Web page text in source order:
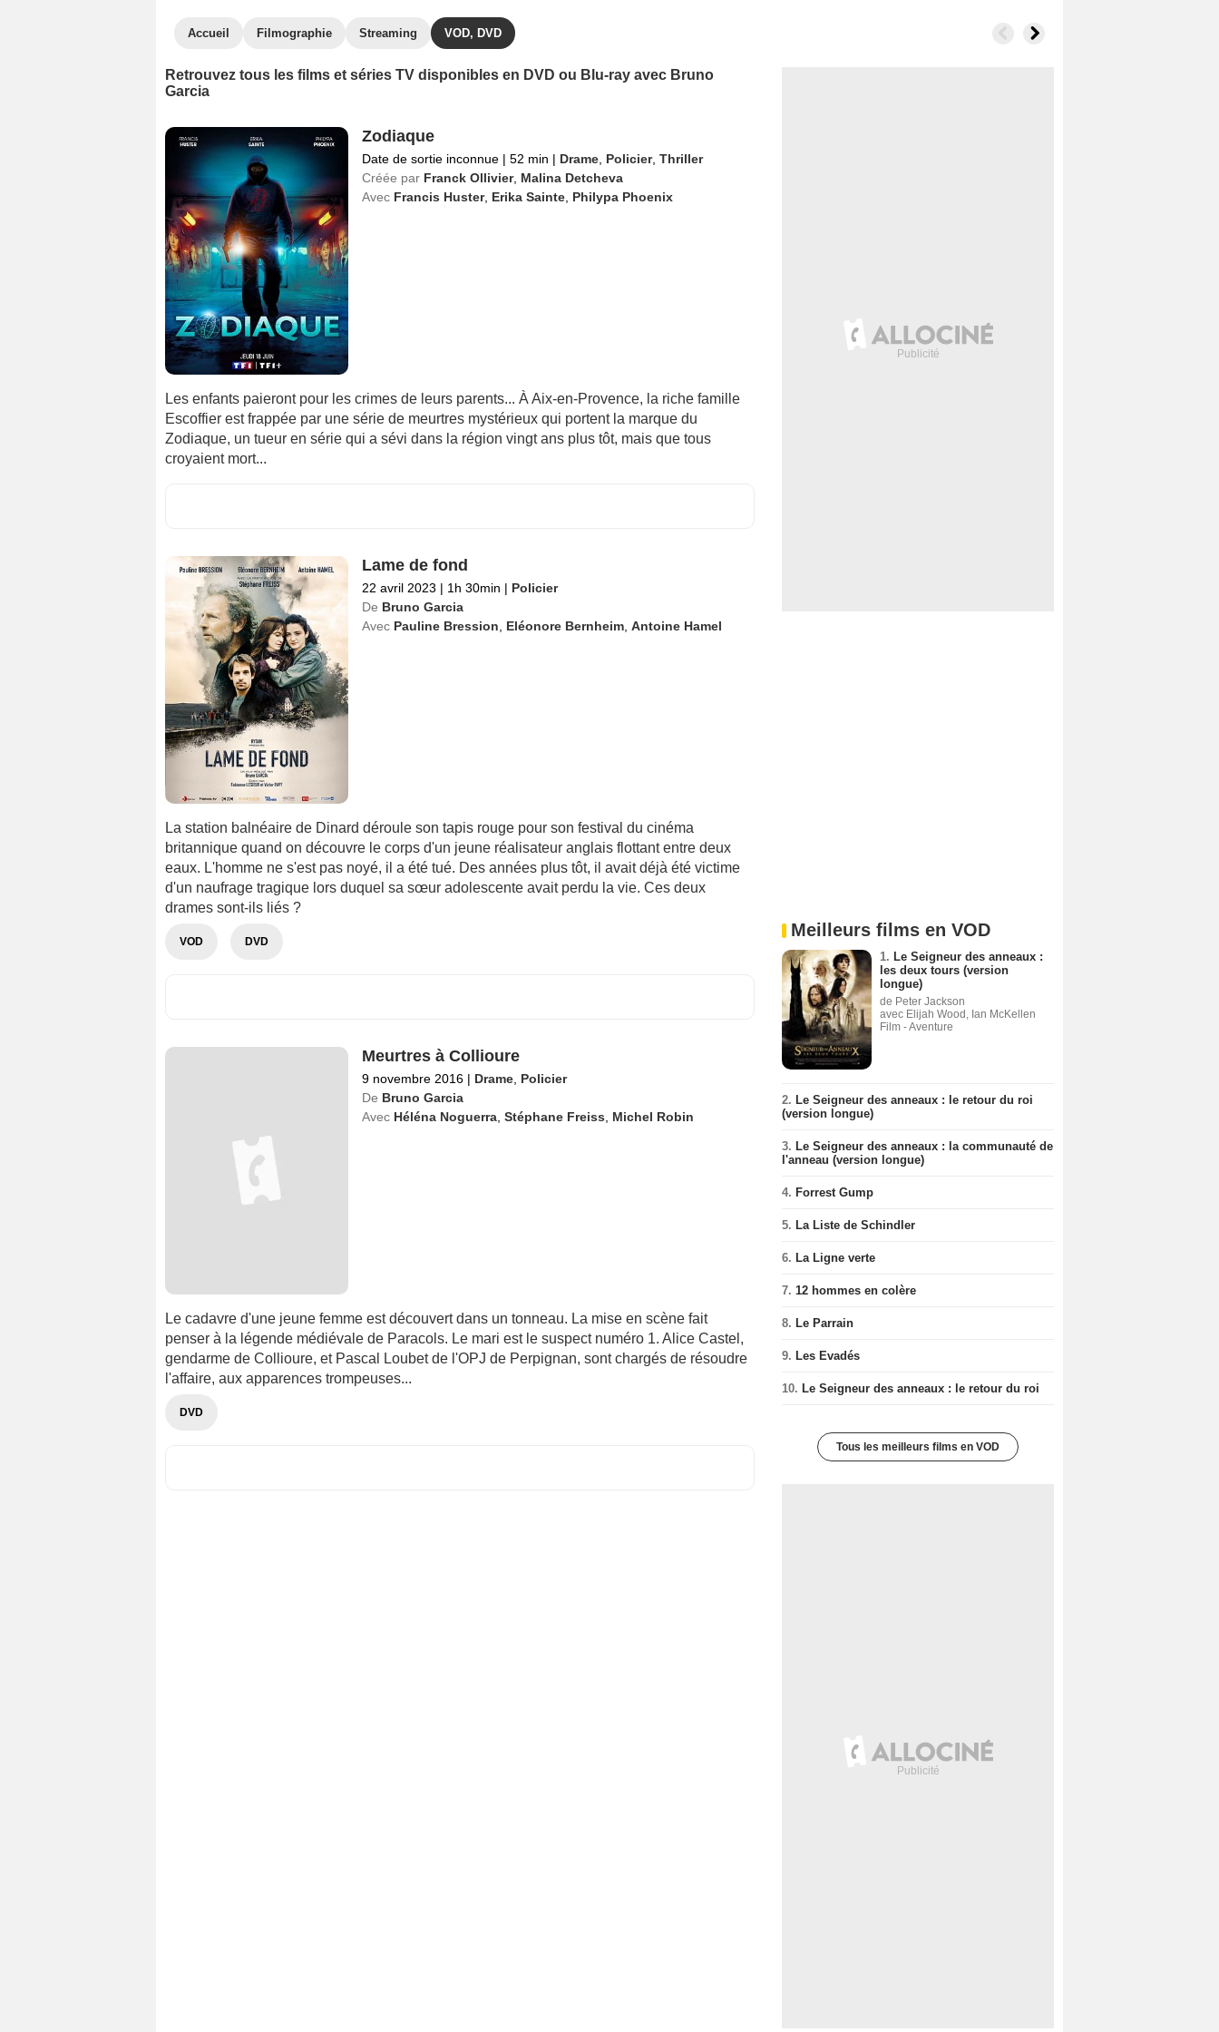
Accueil Filmographie Streaming VOD, DVD
Retrouvez tous les films et séries TV disponibles en DVD ou Blu-ray avec Bruno
Garcia
Zodiaque
Date de sortie inconnue | 52 min | Drame, Policier, Thriller
Créée par Franck Ollivier, Malina Detcheva
Avec Francis Huster, Erika Sainte, Philypa Phoenix
Les enfants paieront pour les crimes de leurs parents... À Aix-en-Provence, la riche famille
Escoffier est frappée par une série de meurtres mystérieux qui portent la marque du
Zodiaque, un tueur en série qui a sévi dans la région vingt ans plus tôt, mais que tous
croyaient mort...
Lame de fond
22 avril 2023 | 1h 30min | Policier
De Bruno Garcia
Avec Pauline Bression Eléonore Bernheim, Antoine Hamel
La station balnéaire de Dinard déroule son tapis rouge pour son festival du cinéma
britannique quand on découvre le corps d'un jeune réalisateur anglais flottant entre deux
eaux. L'homme ne s'est pas noyé, il a été tué. Des années plus tôt, il avait déjà été victime
d'un naufrage tragique lors duquel sa sœur adolescente avait perdu la vie. Ces deux
drames sont-ils liés ?
VOD DVD
Meurtres à Collioure
9 novembre 2016 | Drame, Policier
De Bruno Garcia
Avec Héléna Noguerra, Stéphane Freiss Michel Robin
Le cadavre d'une jeune femme est découvert dans un tonneau. La mise en scène fait
penser à la légende médiévale de Paracols. Le mari est le suspect numéro 1. Alice Castel,
gendarme de Collioure, et Pascal Loubet de l'OPJ de Perpignan, sont chargés de résoudre
l'affaire, aux apparences trompeuses...
DVD
Meilleurs films en VOD
1. Le Seigneur des anneaux :
les deux tours (version
longue)
de Peter Jackson
avec Elijah Wood, Ian McKellen
Film - Aventure
2. Le Seigneur des anneaux : le retour du roi
(version longue)
3. Le Seigneur des anneaux : la communauté de
l'anneau (version longue)
4. Forrest Gump
5. La Liste de Schindler
6. La Ligne verte
7. 12 hommes en colère
8. Le Parrain
9. Les Evadés
10. Le Seigneur des anneaux : le retour du roi
Tous les meilleurs films en VOD